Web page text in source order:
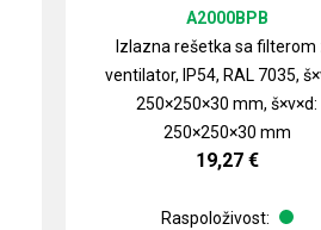
Izlazna rešetka sa filterom
ventilator, IP54, RAL 7035,
250×250×30 mm, š×v×d:
250×250×30 mm
A2000BPB
19,27 €
Raspoloživost: